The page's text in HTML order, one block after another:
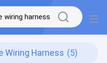
Wiring Harness (5)